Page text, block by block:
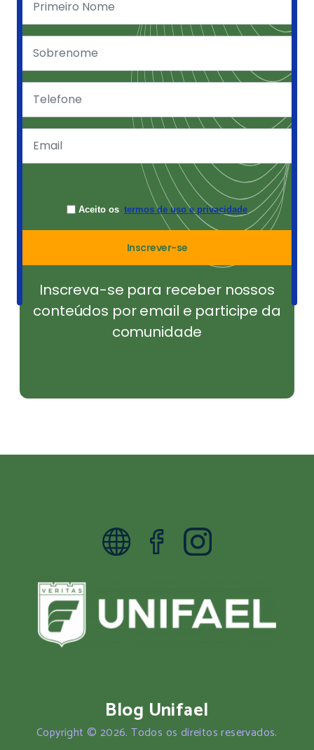
Aceito os termos de uso e privacidade
Inscrever-se
Inscreva-se para receber nossos
conteúdos por email e participe da
comunidade
Blog Unifael
Copyright © 2026. Todos os direitos reservados.